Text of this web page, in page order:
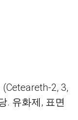
2, 3,
. 유화제, 표면